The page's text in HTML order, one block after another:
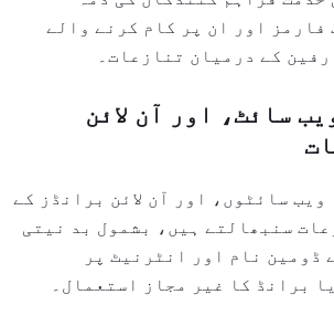
فارمز اور ان پر کام کرنے والے
کے درمیان تنازعات۔
سائٹ، اور آن لائن
ویب سائٹوں، اور آن لائن برانڈز کے
سنبھالتے ہیں، بشمول بد نیتی
ڈومین نام اور انٹرنیٹ پر
برانڈ کا غیر مجاز استعمال۔